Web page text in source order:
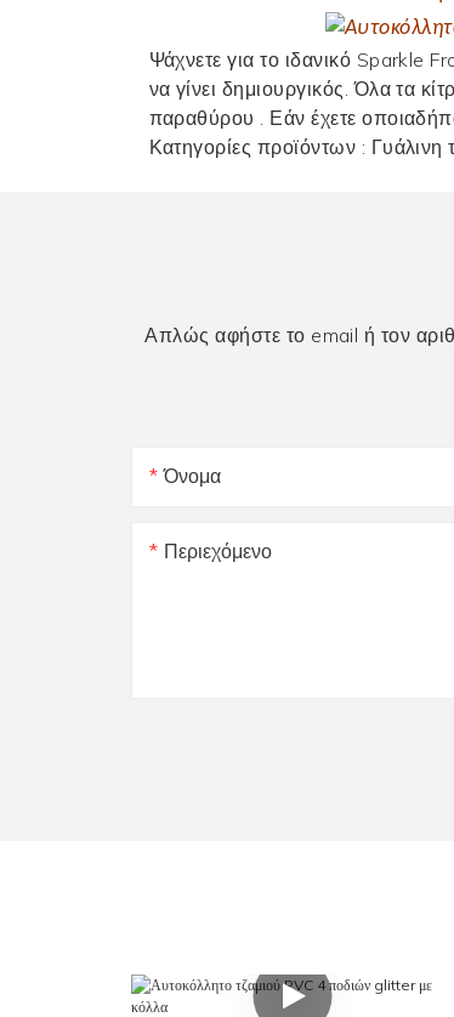
Ψάχνετε για το ιδανικό Sparkle
να γίνει δημιουργικός. Όλα τα
παραθύρου . Εάν έχετε
Κατηγορίες προϊόντων : Γυάλινη
Απλώς αφήστε το email ή τον
Όνομα
Περιεχόμενο